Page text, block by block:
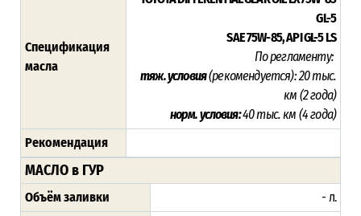
Спецификация
масла
GL-5
SAE 75W-85, API GL-5 LS
По регламенту:
тяж. условия(рекомендуется):20 тыс.
км (2 года)
норм. условия:40 тыс. км (4 года)
Рекомендация
МАСЛО в ГУР
Объём заливки - л.